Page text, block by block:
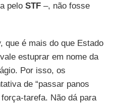
pelo STF–, não fosse
, que é mais do que Estado
estuprar em nome da
Por isso, os
de “passar panos
tarefa. Não dá para